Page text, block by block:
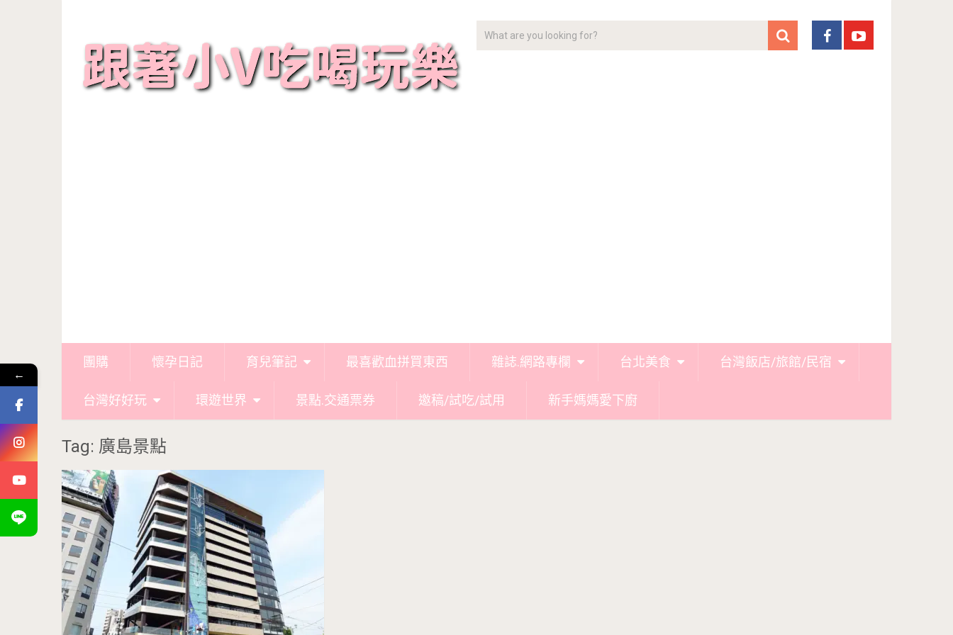
團購 懷孕日記 育兒筆記 最喜歡血拼買東西 雜誌.網路專欄 台北美食 台灣飯店/旅館/民宿
台灣好好玩 環遊世界 景點.交通票券 邀稿/試吃/試用 新手媽媽愛下廚
Tag: 廣島景點
←